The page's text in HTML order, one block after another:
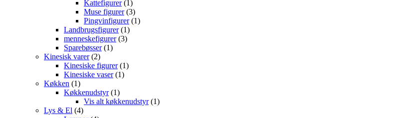
Kattefigurer 11
vare
Muse figurer 33
varer
Pingvinfigurer 11
Landbrugsfigurer 11
vare
menneskefigurer 33
Sparebøsser 11
Kinesisk varer 22
varer
Kinesiske figurer 11
Kinesiske vaser 11
Køkken 11
vare
Køkkenudstyr 11
vare
Vis alt køkkenudstyr 11
Lys & El 44